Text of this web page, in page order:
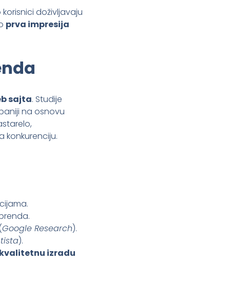
doživljavaju
prva impresija
sajta. Studije
na osnovu
konkurenciju.
Google Research).
).
izradu